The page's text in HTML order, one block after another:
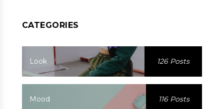
CATEGORIES
Look 126 Posts
Mood 116 Posts